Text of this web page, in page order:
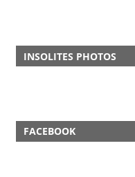
INSOLITES PHOTOS
FACEBOOK